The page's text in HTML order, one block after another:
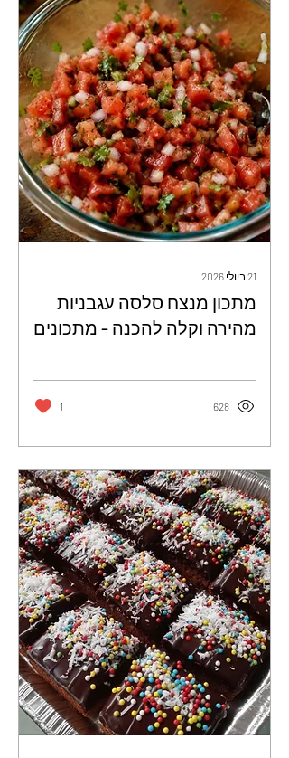
21 ביולי 2026
מתכון מנצח סלסה עגבניות
מהירה וקלה להכנה - מתכונים
628
1